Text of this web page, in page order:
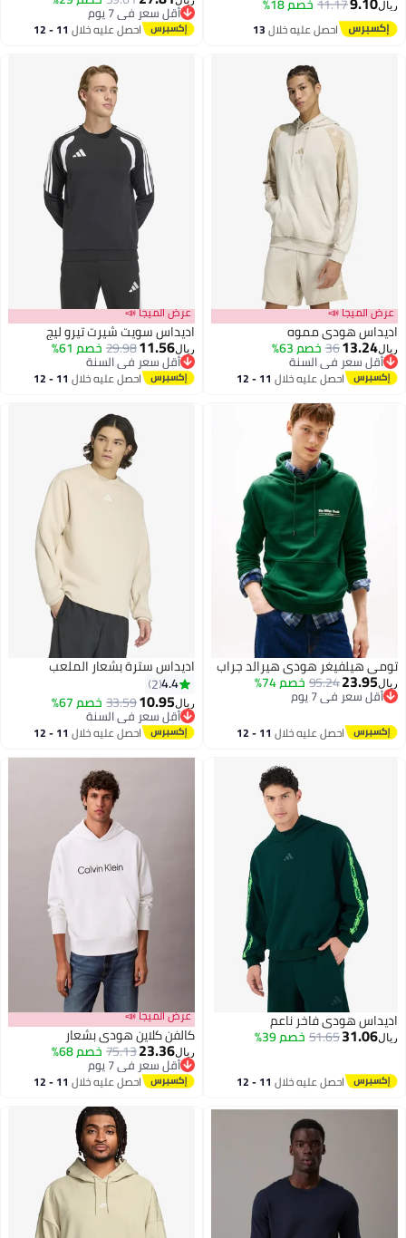
2
ريال
احصل عليه خلال13
أقل سعر في 7 يوم
أقل سعر في 7 يوماحصل عليه خلال 11 - 12
2
عرض الميجا 📣
اديداس هودي مموه
ريال13.24
36 خصم 63%
أقل سعر في السنة
أقل سعر في السنة
احصل عليه خلال 11 - 12
3
عرض الميجا 📣
اديداس سويت شيرت تيرو ليج
ريال11.56
29.98خصم 61%
أقل سعر في السنة
أقل سعر في السنة
احصل عليه خلال 11 - 12
تومي هيلفيغر هودي هيرالد جراب
ريال23.95
95.24خصم 74%
أقل سعر في 7 يوم
أقل سعر في 7 يوم
احصل عليه خلال 11 - 12
4
اديداس سترة بشعار الملعب
4.4
2
ريال10.95
33.59خصم 67%
أقل سعر في السنة
أقل سعر في السنة
احصل عليه خلال 11 - 12
2
اديداس هودي فاخر ناعم
ريال31.06
51.65خصم 39%
احصل عليه خلال 11 - 12
عرض الميجا 📣
كالفن كلاين هودي بشعار
ريال23.36
75.13خصم 68%
أقل سعر في 7 يوم
أقل سعر في 7 يوماحصل عليه خلال 11 - 12